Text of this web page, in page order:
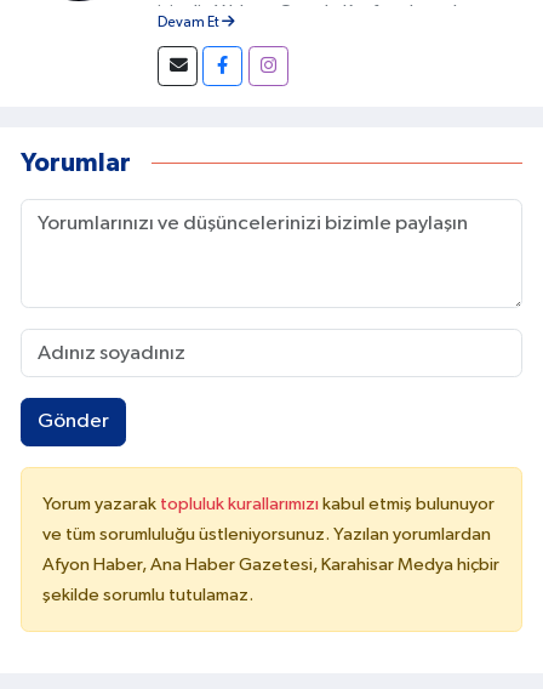
isimdir. Yıldırım, Google Keşfet alanında
alanda fark yaratan isimlerden biri olmuştur.
İçeriklerin doğru başlıklarla hazırlanması,
Devam Et
Yorumlar
Gönder
Yorum yazarak topluluk kurallarımızı kabul etmiş bulunuyor
ve tüm sorumluluğu üstleniyorsunuz. Yazılan yorumlardan
Afyon Haber, Ana Haber Gazetesi, Karahisar Medya hiçbir
şekilde sorumlu tutulamaz.